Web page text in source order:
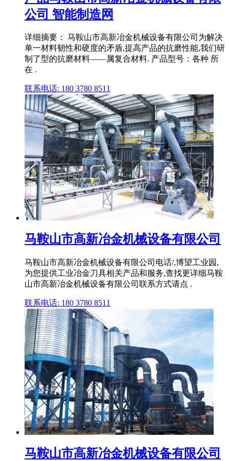
公司 智能制造网
详细摘要： 马鞍山市高新冶金机械设备有限公司为解决
单一材料韧性和硬度的矛盾,提高产品的抗磨性能,我们研
制了型的抗磨材料——属复合材料. 产品型号：各种 所
在 .
联系电话: 180 3780 8511
马鞍山市高新冶金机械设备有限公司
马鞍山市高新冶金机械设备有限公司电话/,博望工业园,
为您提供工业冶金刀具相关产品和服务,查找更详细马鞍
山市高新冶金机械设备有限公司联系方式请点 .
联系电话: 180 3780 8511
马鞍山市高新冶金机械设备有限公司